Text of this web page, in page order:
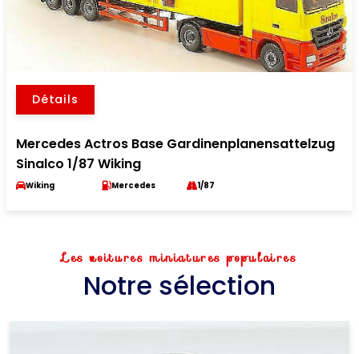
Détails
Mercedes Actros Base Gardinenplanensattelzug
Sinalco 1/87 Wiking
Wiking Mercedes 1/87
Les voitures miniatures populaires
Notre sélection